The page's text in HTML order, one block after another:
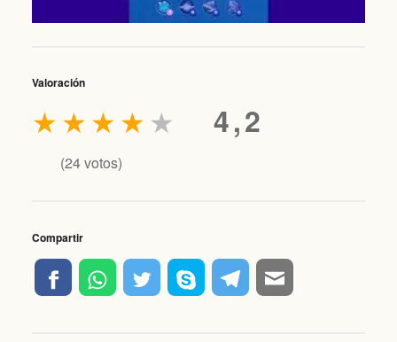
Valoración
4,2
★
★
★
★
★
(24votos)
Compartir